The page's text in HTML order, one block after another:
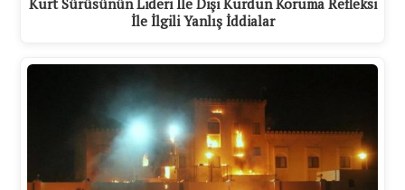
İle İlgili Yanlış İddialar